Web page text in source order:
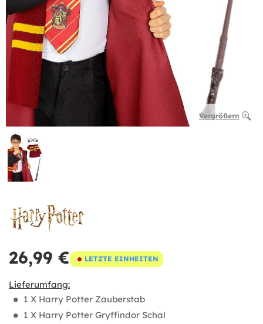
Vergrößern
26,99 € LETZTE EINHEITEN
Lieferumfang:
1 X Harry Potter Zauberstab
1 X Harry Potter Gryffindor Schal